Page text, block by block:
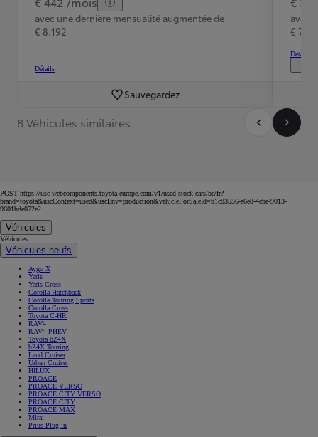
avec une dernière mensualité augmentée de
€ 8.192
Détails
Sauvegardez
avec
€
Détails
8 Véhicules similaires
POST https://usc-webcomponents.toyota-europe.com/v1/used-stock-cars/be/fr?
brand=toyota&uscContext=used&uscEnv=production&vehicleForSaleId=b1c83556-a6e8-4cbe-9013-
9601bde072e2
Véhicules
Véhicules
Véhicules neufs
Aygo X
Yaris
Yaris Cross
Corolla Hatchback
Corolla Touring Sports
Corolla Cross
Toyota C-HR
RAV4
RAV4 PHEV
Toyota bZ4X
bZ4X Touring
Land Cruiser
Urban Cruiser
HILUX
PROACE
PROACE VERSO
PROACE CITY VERSO
PROACE CITY
PROACE MAX
Mirai
Prius Plug-in